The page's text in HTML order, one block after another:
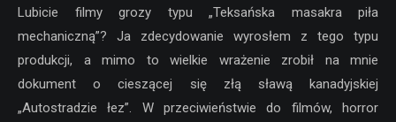
Lubicie filmy grozy typu „Teksańska masakra piła
mechaniczną”? Ja zdecydowanie wyrosłem z tego typu
produkcji, a mimo to wielkie wrażenie zrobił na mnie
dokument o cieszącej się złą sławą kanadyjskiej
„Autostradzie łez”. W przeciwieństwie do filmów, horror